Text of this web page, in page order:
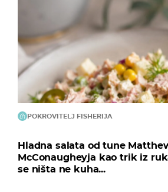
POKROVITELJ FISHERIJA
Hladna salata od tune
McConaugheyja kao trik iz
se ništa ne kuha...